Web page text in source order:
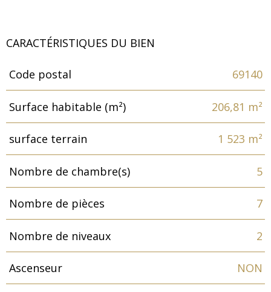
CARACTÉRISTIQUES DU BIEN
Caractéristiques
Code postal 69140
Surface habitable (m²) 206,81 m²
surface terrain 1 523 m²
Nombre de chambre(s) 5
Nombre de pièces 7
Nombre de niveaux 2
Ascenseur NON